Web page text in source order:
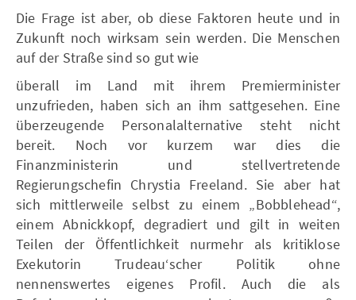
Die Frage ist aber, ob diese Faktoren heute und in
Zukunft noch wirksam sein werden. Die Menschen
auf der Straße sind so gut wie
überall im Land mit ihrem Premierminister
unzufrieden, haben sich an ihm sattgesehen. Eine
überzeugende Personalalternative steht nicht
bereit. Noch vor kurzem war dies die
Finanzministerin und stellvertretende
Regierungschefin Chrystia Freeland. Sie aber hat
sich mittlerweile selbst zu einem „Bobblehead“,
einem Abnickkopf, degradiert und gilt in weiten
Teilen der Öffentlichkeit nurmehr als kritiklose
Exekutorin Trudeau‘scher Politik ohne
nennenswertes eigenes Profil. Auch die als